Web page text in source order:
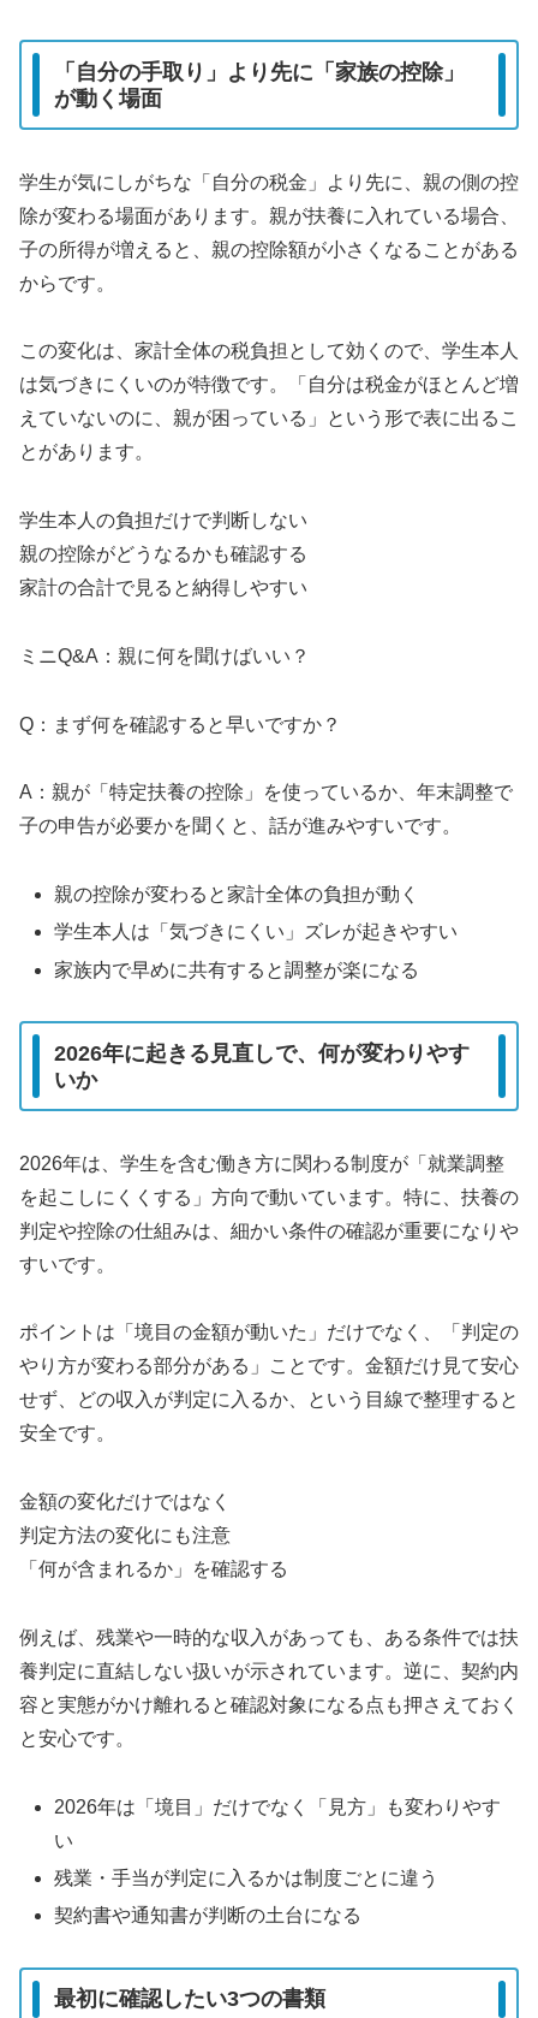
「自分の手取り」より先に「家族の控除」
が動く場面
学生が気にしがちな「自分の税金」より先に、親の側の控
除が変わる場面があります。親が扶養に入れている場合、
子の所得が増えると、親の控除額が小さくなることがある
からです。
この変化は、家計全体の税負担として効くので、学生本人
は気づきにくいのが特徴です。「自分は税金がほとんど増
えていないのに、親が困っている」という形で表に出るこ
とがあります。
学生本人の負担だけで判断しない
親の控除がどうなるかも確認する
家計の合計で見ると納得しやすい
ミニQ&A：親に何を聞けばいい？
Q：まず何を確認すると早いですか？
A：親が「特定扶養の控除」を使っているか、年末調整で
子の申告が必要かを聞くと、話が進みやすいです。
親の控除が変わると家計全体の負担が動く
学生本人は「気づきにくい」ズレが起きやすい
家族内で早めに共有すると調整が楽になる
2026年に起きる見直しで、何が変わりやす
いか
2026年は、学生を含む働き方に関わる制度が「就業調整
を起こしにくくする」方向で動いています。特に、扶養の
判定や控除の仕組みは、細かい条件の確認が重要になりや
すいです。
ポイントは「境目の金額が動いた」だけでなく、「判定の
やり方が変わる部分がある」ことです。金額だけ見て安心
せず、どの収入が判定に入るか、という目線で整理すると
安全です。
金額の変化だけではなく
判定方法の変化にも注意
「何が含まれるか」を確認する
例えば、残業や一時的な収入があっても、ある条件では扶
養判定に直結しない扱いが示されています。逆に、契約内
容と実態がかけ離れると確認対象になる点も押さえておく
と安心です。
2026年は「境目」だけでなく「見方」も変わりやす
い
残業・手当が判定に入るかは制度ごとに違う
契約書や通知書が判断の土台になる
最初に確認したい3つの書類